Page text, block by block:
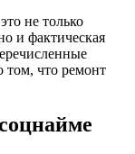
не только
и фактическая
том, что ремонт